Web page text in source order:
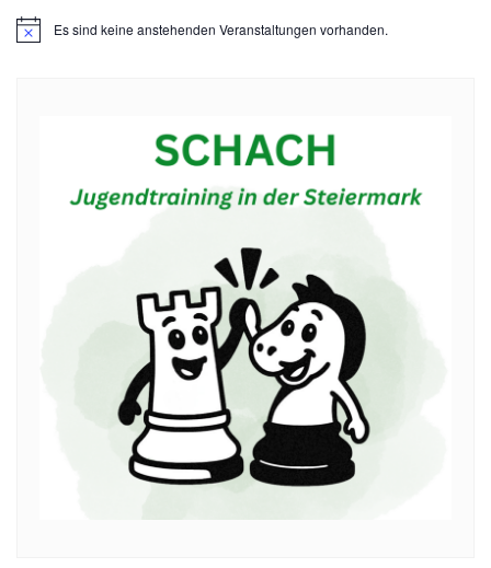
HinweisEs sind keine anstehenden Veranstaltungen vorhanden.